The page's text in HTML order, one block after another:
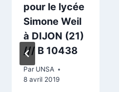
pour le lycée
Simone Weil
à DIJON (21)
/// B 10438
Par UNSA
8 avril 2019